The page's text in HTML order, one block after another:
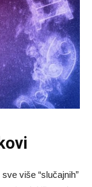
više “slučajnih”